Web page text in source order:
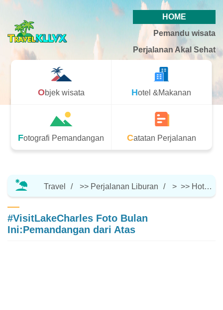
HOME
Pemandu wisata
Perjalanan Akal Sehat
Objek wisata Hotel &Makanan
Fotografi Pemandangan Catatan Perjalanan
Travel >> Perjalanan Liburan > >> Hotel &Makanan
#VisitLakeCharles Foto Bulan
Ini:Pemandangan dari Atas